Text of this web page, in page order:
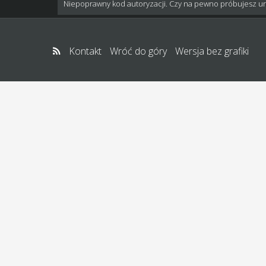
Niepoprawny kod autoryzacji. Czy na pewno próbujesz
Kontakt Wróć do góry Wersja bez grafiki